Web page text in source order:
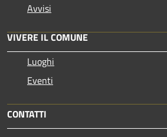
Avvisi
VIVERE IL COMUNE
Luoghi
Eventi
CONTATTI